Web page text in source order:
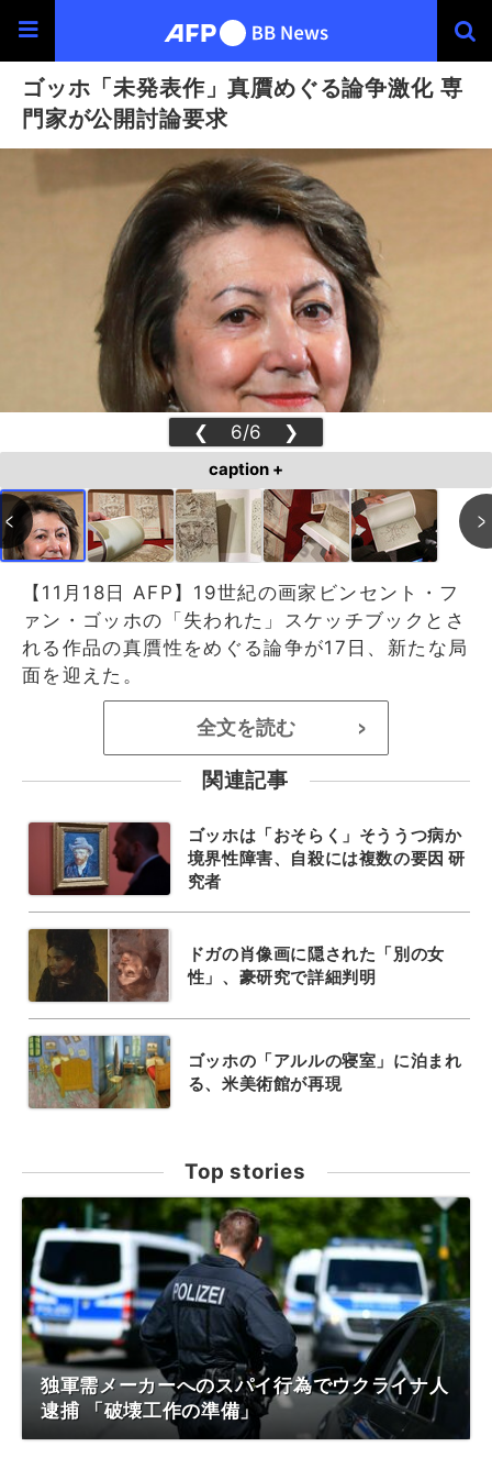
ゴッホ「未発表作」真贋めぐる論争激化 専
門家が公開討論要求
❮ 6/6 ❯
caption +
【11月18日 AFP】19世紀の画家ビンセント・フ
ァン・ゴッホの「失われた」スケッチブックとさ
れる作品の真贋性をめぐる論争が17日、新たな局
面を迎えた。
全文を読む >
関連記事
ゴッホは「おそらく」そううつ病か
境界性障害、自殺には複数の要因 研
究者
ドガの肖像画に隠された「別の女
性」、豪研究で詳細判明
ゴッホの「アルルの寝室」に泊まれ
る、米美術館が再現
Top stories
独軍需メーカーへのスパイ行為でウクライナ人
逮捕 「破壊工作の準備」